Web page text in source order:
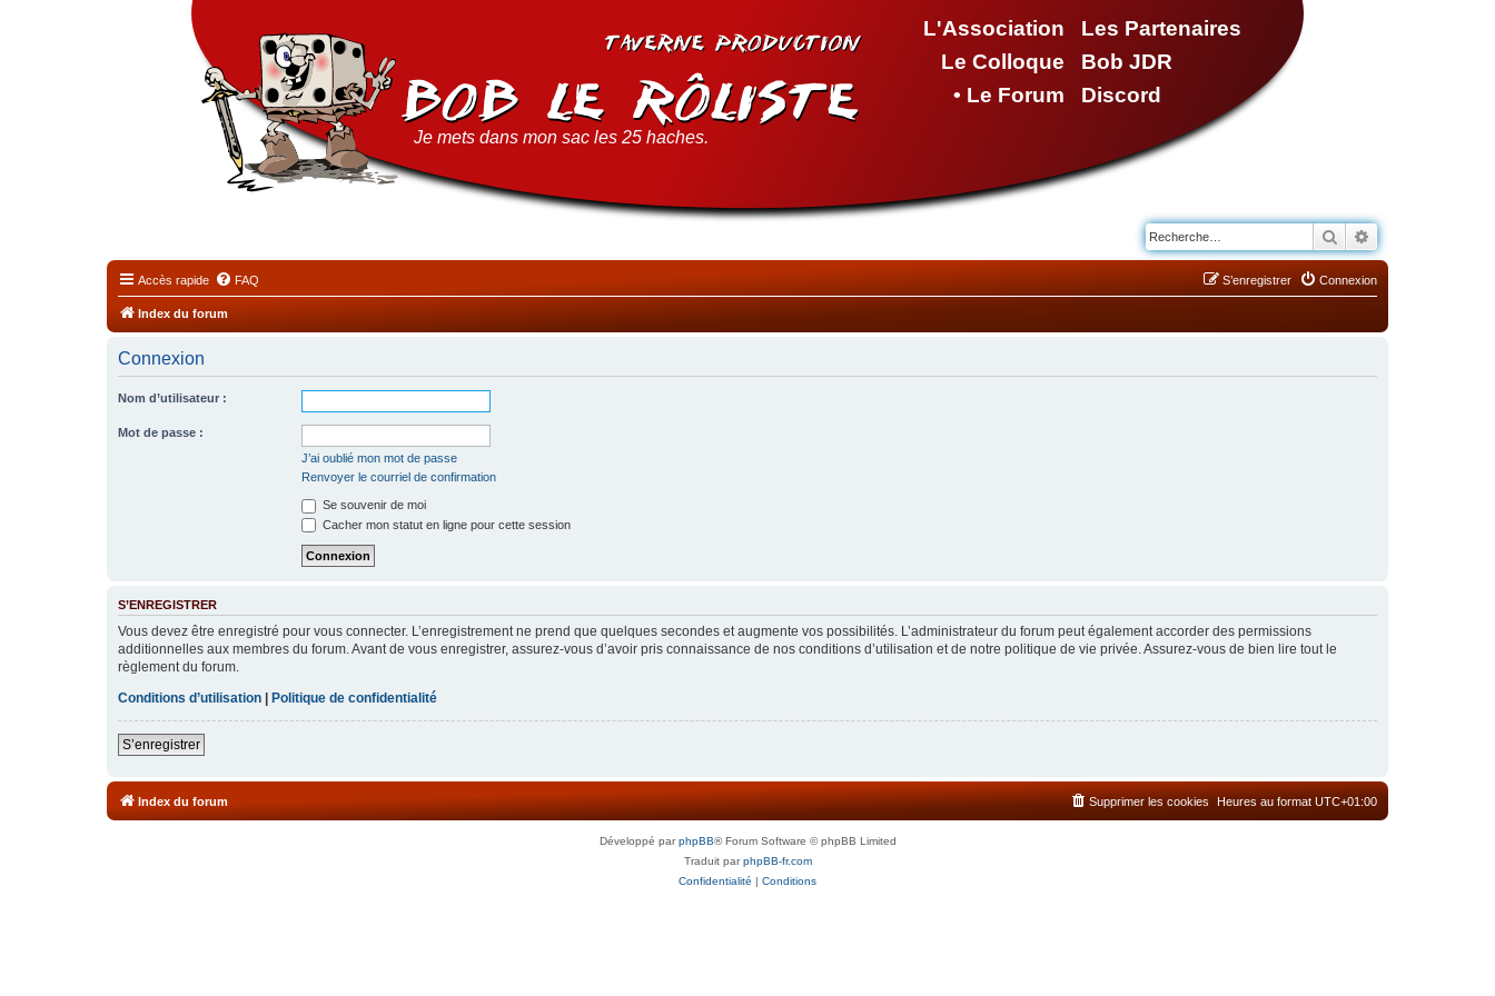
L'Association
Le Colloque
• Le Forum
Les Partenaires
Bob JDR
Discord
Je mets dans mon sac les 25 haches.
Rechercher
Accès rapide FAQ Connexion
S’enregistrer
Index du forum
Connexion
Nom d’utilisateur :
Mot de passe :
J’ai oublié mon mot de passe
Renvoyer le courriel de confirmation
Se souvenir de moi
Cacher mon statut en ligne pour cette session
S’ENREGISTRER
Vous devez être enregistré pour vous connecter. L’enregistrement ne prend que quelques secondes et augmente vos possibilités. L’administrateur du forum peut également accorder des permissions
additionnelles aux membres du forum. Avant de vous enregistrer, assurez-vous d’avoir pris connaissance de nos conditions d’utilisation et de notre politique de vie privée. Assurez-vous de bien lire tout le
règlement du forum.
Conditions d’utilisation | Politique de confidentialité
S’enregistrer
Index du forum Heures au format UTC+01:00
Supprimer les cookies
Développé parphpBB® Forum Software © phpBB Limited
Traduit parphpBB-fr.com
Confidentialité | Conditions